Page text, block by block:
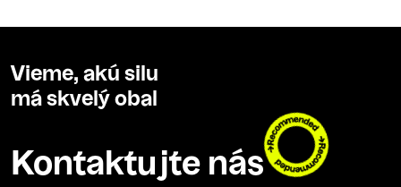
Vieme, akú silu
má skvelý obal
Kontaktujte nás